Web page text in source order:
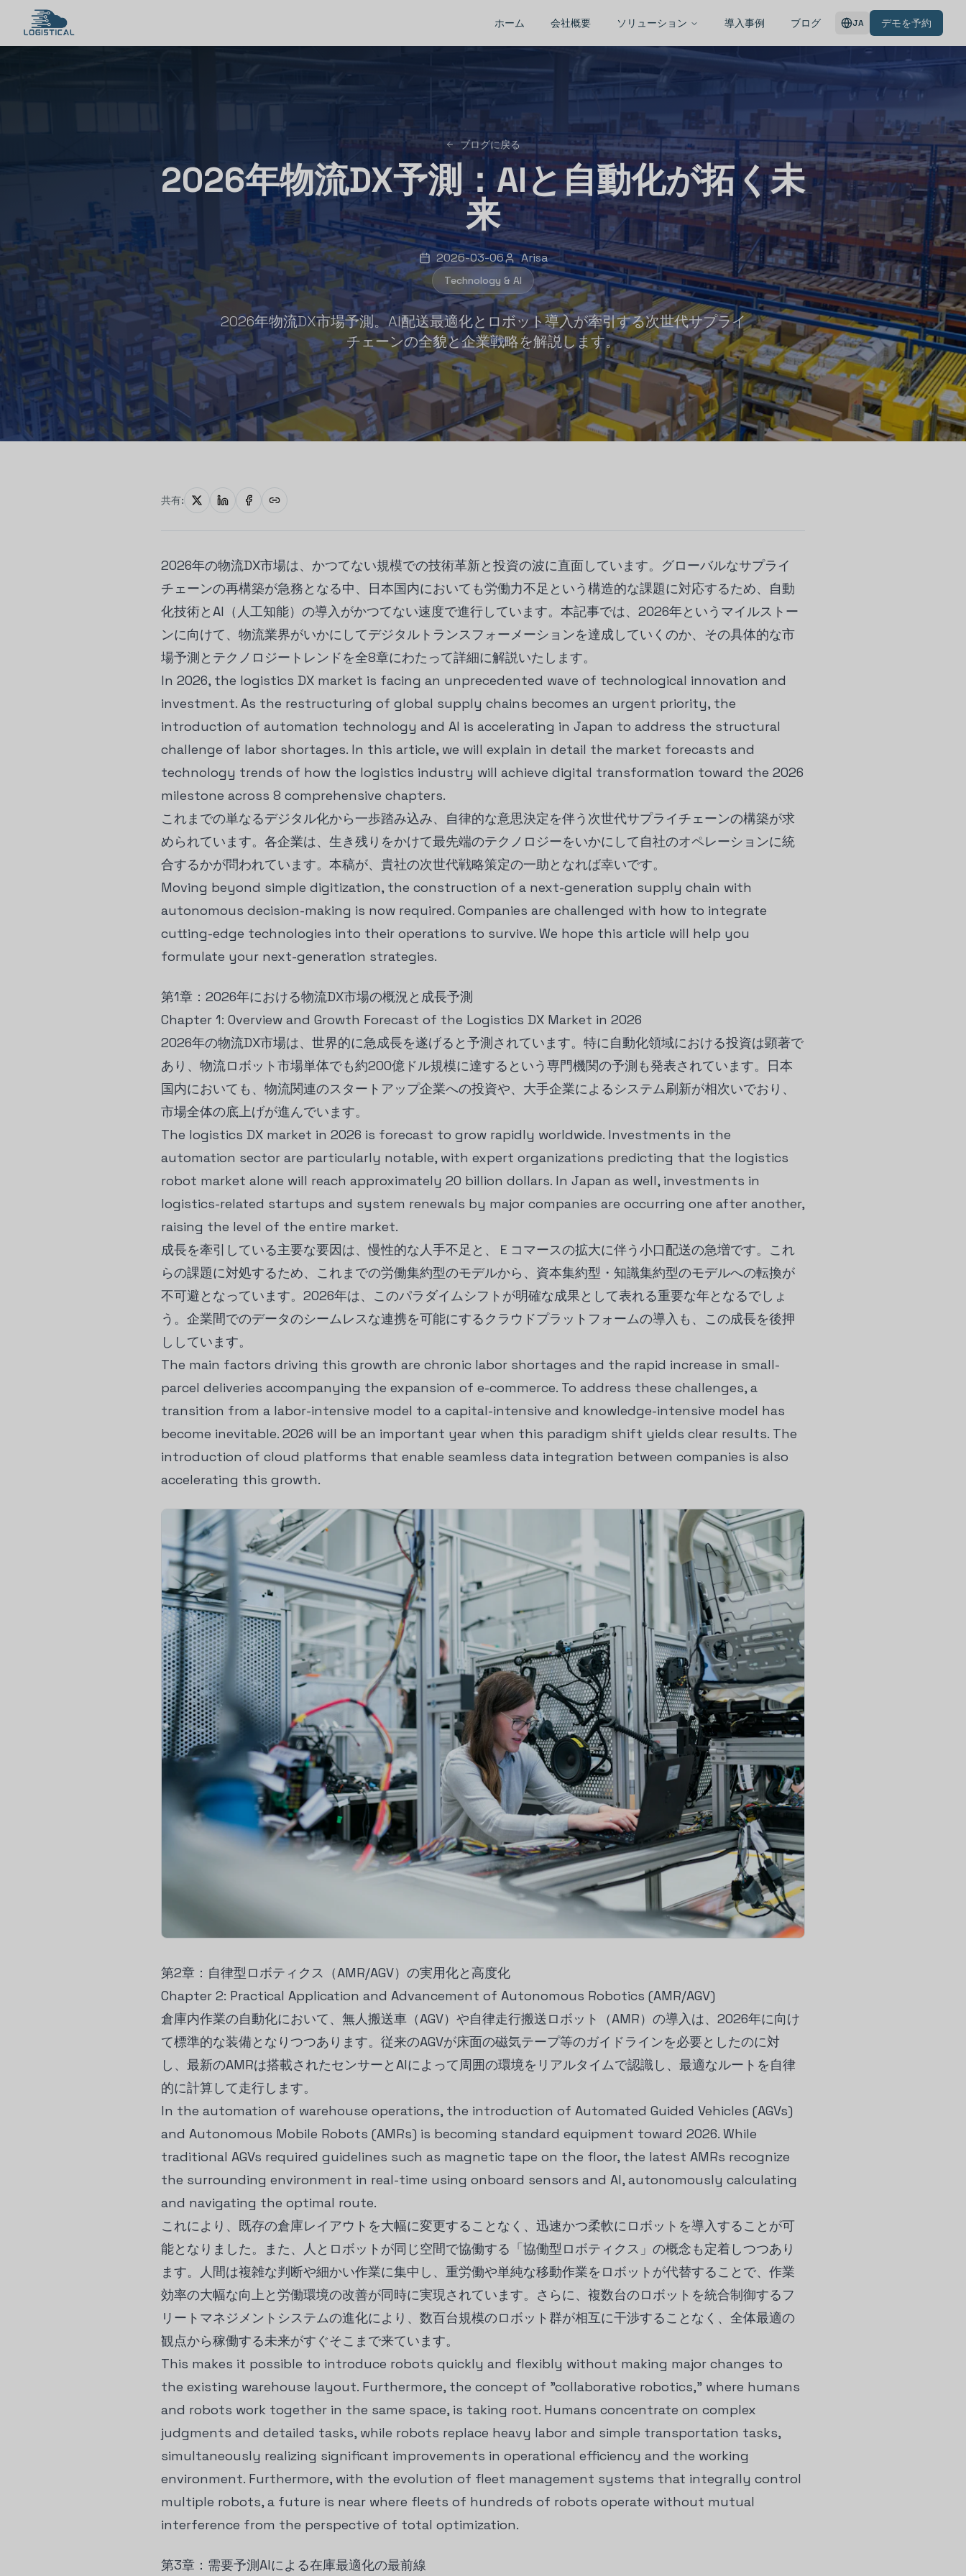
ホーム 会社概要 ソリューション 導入事例 ブログ JA デモを予約
ブログに戻る
2026年物流DX予測：AIと自動化が拓く未
来
2026-03-06 Arisa
Technology & AI
2026年物流DX市場予測。AI配送最適化とロボット導入が牽引する次世代サプライ
チェーンの全貌と企業戦略を解説します。
共有:
2026年の物流DX市場は、かつてない規模での技術革新と投資の波に直面しています。グローバルなサプライ
チェーンの再構築が急務となる中、日本国内においても労働力不足という構造的な課題に対応するため、自動
化技術とAI（人工知能）の導入がかつてない速度で進行しています。本記事では、2026年というマイルストー
ンに向けて、物流業界がいかにしてデジタルトランスフォーメーションを達成していくのか、その具体的な市
場予測とテクノロジートレンドを全8章にわたって詳細に解説いたします。
In 2026, the logistics DX market is facing an unprecedented wave of technological innovation and
investment. As the restructuring of global supply chains becomes an urgent priority, the
introduction of automation technology and AI is accelerating in Japan to address the structural
challenge of labor shortages. In this article, we will explain in detail the market forecasts and
technology trends of how the logistics industry will achieve digital transformation toward the 2026
milestone across 8 comprehensive chapters.
これまでの単なるデジタル化から一歩踏み込み、自律的な意思決定を伴う次世代サプライチェーンの構築が求
められています。各企業は、生き残りをかけて最先端のテクノロジーをいかにして自社のオペレーションに統
合するかが問われています。本稿が、貴社の次世代戦略策定の一助となれば幸いです。
Moving beyond simple digitization, the construction of a next-generation supply chain with
autonomous decision-making is now required. Companies are challenged with how to integrate
cutting-edge technologies into their operations to survive. We hope this article will help you
formulate your next-generation strategies.
第1章：2026年における物流DX市場の概況と成長予測
Chapter 1: Overview and Growth Forecast of the Logistics DX Market in 2026
2026年の物流DX市場は、世界的に急成長を遂げると予測されています。特に自動化領域における投資は顕著で
あり、物流ロボット市場単体でも約200億ドル規模に達するという専門機関の予測も発表されています。日本
国内においても、物流関連のスタートアップ企業への投資や、大手企業によるシステム刷新が相次いでおり、
市場全体の底上げが進んでいます。
The logistics DX market in 2026 is forecast to grow rapidly worldwide. Investments in the
automation sector are particularly notable, with expert organizations predicting that the logistics
robot market alone will reach approximately 20 billion dollars. In Japan as well, investments in
logistics-related startups and system renewals by major companies are occurring one after another,
raising the level of the entire market.
成長を牽引している主要な要因は、慢性的な人手不足と、Ｅコマースの拡大に伴う小口配送の急増です。これ
らの課題に対処するため、これまでの労働集約型のモデルから、資本集約型・知識集約型のモデルへの転換が
不可避となっています。2026年は、このパラダイムシフトが明確な成果として表れる重要な年となるでしょ
う。企業間でのデータのシームレスな連携を可能にするクラウドプラットフォームの導入も、この成長を後押
ししています。
The main factors driving this growth are chronic labor shortages and the rapid increase in small-
parcel deliveries accompanying the expansion of e-commerce. To address these challenges, a
transition from a labor-intensive model to a capital-intensive and knowledge-intensive model has
become inevitable. 2026 will be an important year when this paradigm shift yields clear results. The
introduction of cloud platforms that enable seamless data integration between companies is also
accelerating this growth.
第2章：自律型ロボティクス（AMR/AGV）の実用化と高度化
Chapter 2: Practical Application and Advancement of Autonomous Robotics (AMR/AGV)
倉庫内作業の自動化において、無人搬送車（AGV）や自律走行搬送ロボット（AMR）の導入は、2026年に向け
て標準的な装備となりつつあります。従来のAGVが床面の磁気テープ等のガイドラインを必要としたのに対
し、最新のAMRは搭載されたセンサーとAIによって周囲の環境をリアルタイムで認識し、最適なルートを自律
的に計算して走行します。
In the automation of warehouse operations, the introduction of Automated Guided Vehicles (AGVs)
and Autonomous Mobile Robots (AMRs) is becoming standard equipment toward 2026. While
traditional AGVs required guidelines such as magnetic tape on the floor, the latest AMRs recognize
the surrounding environment in real-time using onboard sensors and AI, autonomously calculating
and navigating the optimal route.
これにより、既存の倉庫レイアウトを大幅に変更することなく、迅速かつ柔軟にロボットを導入することが可
能となりました。また、人とロボットが同じ空間で協働する「協働型ロボティクス」の概念も定着しつつあり
ます。人間は複雑な判断や細かい作業に集中し、重労働や単純な移動作業をロボットが代替することで、作業
効率の大幅な向上と労働環境の改善が同時に実現されています。さらに、複数台のロボットを統合制御するフ
リートマネジメントシステムの進化により、数百台規模のロボット群が相互に干渉することなく、全体最適の
観点から稼働する未来がすぐそこまで来ています。
This makes it possible to introduce robots quickly and flexibly without making major changes to
the existing warehouse layout. Furthermore, the concept of "collaborative robotics," where humans
and robots work together in the same space, is taking root. Humans concentrate on complex
judgments and detailed tasks, while robots replace heavy labor and simple transportation tasks,
simultaneously realizing significant improvements in operational efficiency and the working
environment. Furthermore, with the evolution of fleet management systems that integrally control
multiple robots, a future is near where fleets of hundreds of robots operate without mutual
interference from the perspective of total optimization.
第3章：需要予測AIによる在庫最適化の最前線